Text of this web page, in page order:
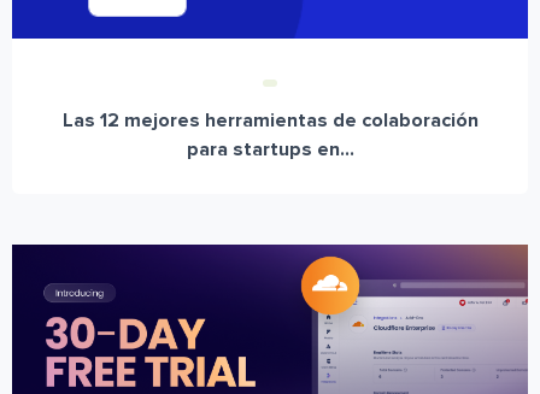
Las 12 mejores herramientas de colaboración
para startups en...